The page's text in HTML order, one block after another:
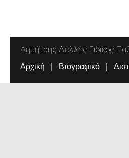
Δημήτρης Δελλής Ειδικός
Αρχική Βιογραφικό